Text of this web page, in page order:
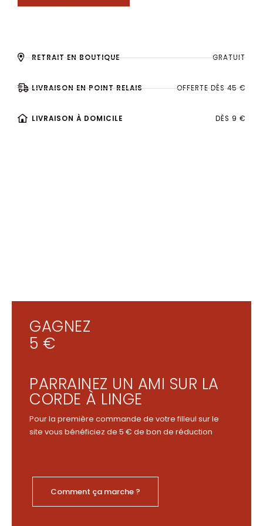
RETRAIT EN BOUTIQUE GRATUIT
LIVRAISON EN POINT RELAIS OFFERTE DÈS 45 €
LIVRAISON À DOMICILE DÈS 9 €
GAGNEZ
5 €
PARRAINEZ UN AMI SUR LA
CORDE À LINGE
Pour la première commande de votre filleul sur le
site vous bénéficiez de 5 € de bon de réduction
Comment ça marche ?